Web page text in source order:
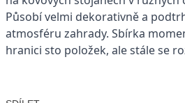
Působí velmi dekorativně a
atmosféru zahrady. Sbírka
hranici sto položek, ale stále se